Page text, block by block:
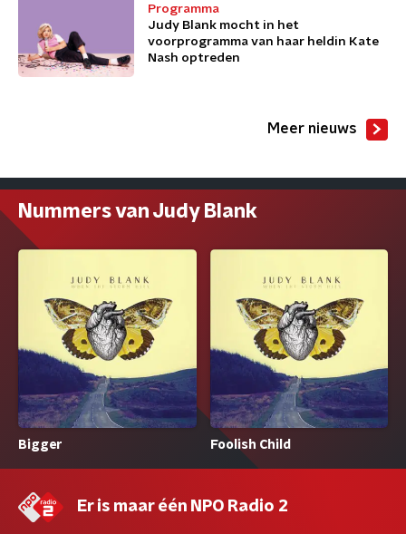
Programma
Judy Blank mocht in het
voorprogramma van haar heldin Kate
Nash optreden
Meer nieuws
Nummers van Judy Blank
Bigger Foolish Child
Er is maar één NPO Radio 2